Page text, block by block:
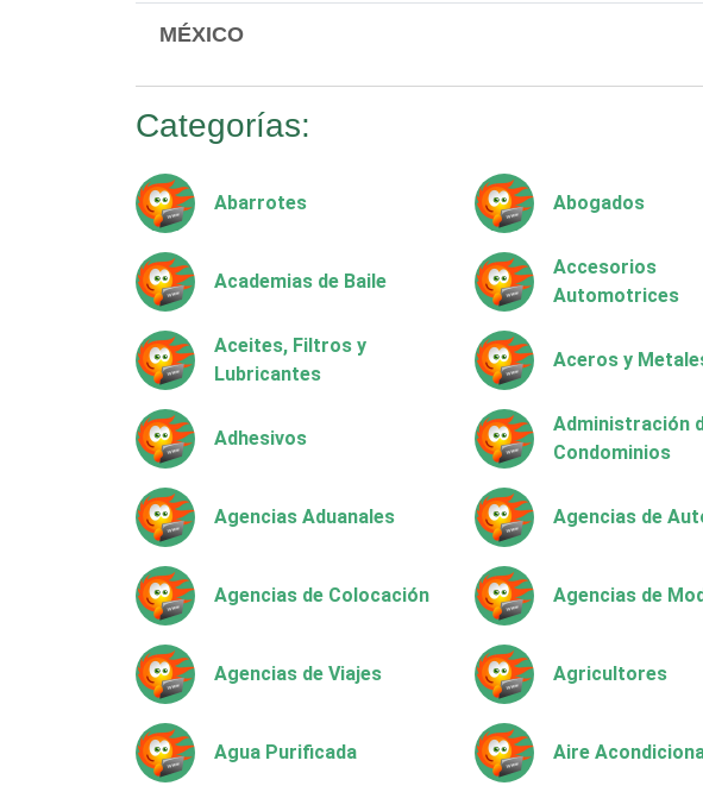
MÉXICO
Categorías:
Abarrotes Abogados
Academias de Baile
Accesorios
Automotrices
Aceites, Filtros y
Lubricantes
Aceros y
Adhesivos
Administración
Condominios
Agencias Aduanales Agencias de
Agencias de Colocación Agencias de
Agencias de Viajes Agricultores
Agua Purificada Aire